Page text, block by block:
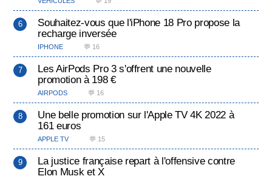
Souhaitez-vous que l'iPhone 18 Pro propose la
recharge inversée
IPHONE 💬 16
Les AirPods Pro 3 s'offrent une nouvelle
promotion à 198 €
AIRPODS 💬 16
Une belle promotion sur l'Apple TV 4K 2022 à
161 euros
APPLE TV 💬 15
La justice française repart à l'offensive contre
Elon Musk et X